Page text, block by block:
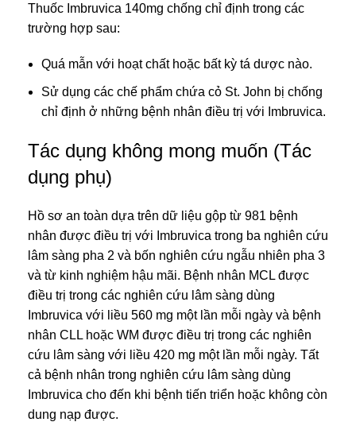
Thuốc Imbruvica 140mg chống chỉ định trong các
trường hợp sau:
Quá mẫn với hoạt chất hoặc bất kỳ tá dược nào.
Sử dụng các chế phẩm chứa cỏ St. John bị chống
chỉ định ở những bệnh nhân điều trị với Imbruvica.
Tác dụng không mong muốn (Tác
dụng phụ)
Hồ sơ an toàn dựa trên dữ liệu gộp từ 981 bệnh
nhân được điều trị với Imbruvica trong ba nghiên cứu
lâm sàng pha 2 và bốn nghiên cứu ngẫu nhiên pha 3
và từ kinh nghiệm hậu mãi. Bệnh nhân MCL được
điều trị trong các nghiên cứu lâm sàng dùng
Imbruvica với liều 560 mg một lần mỗi ngày và bệnh
nhân CLL hoặc WM được điều trị trong các nghiên
cứu lâm sàng với liều 420 mg một lần mỗi ngày. Tất
cả bệnh nhân trong nghiên cứu lâm sàng dùng
Imbruvica cho đến khi bệnh tiến triển hoặc không còn
dung nạp được.